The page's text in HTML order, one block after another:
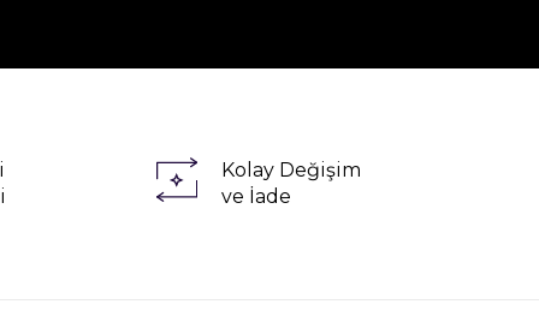
Kolay Değişim
ve İade